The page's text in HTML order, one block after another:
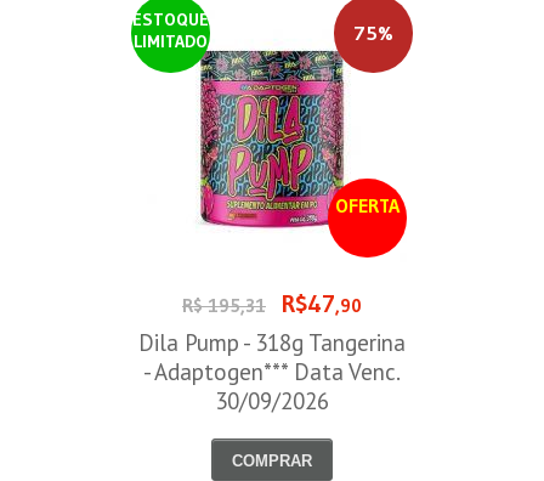
ESTOQUE
LIMITADO
OFERTA
75%
R$ 195,31 R$47,90
Dila Pump - 318g Tangerina
- Adaptogen*** Data Venc.
30/09/2026
COMPRAR